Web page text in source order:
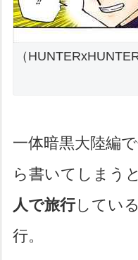
（
一体暗黒大陸編
ら書いてしまうと
人で旅行してい
行。